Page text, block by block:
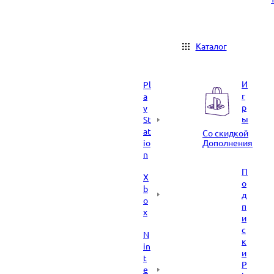
Каталог
Pl
a
y
St
at
io
n
X
b
o
x
N
in
t
e
И
г
р
ы
Со скидкой
Дополнения
П
о
д
п
и
с
к
и
P